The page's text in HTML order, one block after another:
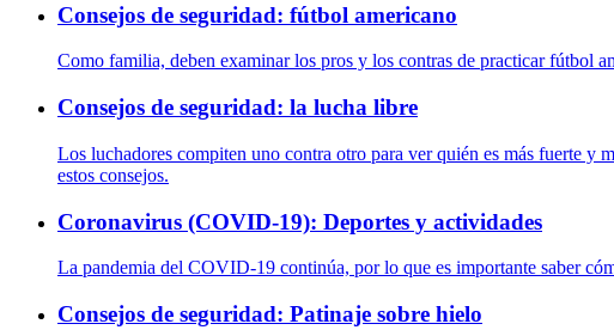
Consejos de seguridad: fútbol americano
Como familia, deben examinar los pros y los contras de practicar fútbol
Consejos de seguridad: la lucha libre
Los luchadores compiten uno contra otro para ver quién es más fuerte y
estos consejos.
Coronavirus (COVID-19): Deportes y actividades
La pandemia del COVID-19 continúa, por lo que es importante saber
Consejos de seguridad: Patinaje sobre hielo